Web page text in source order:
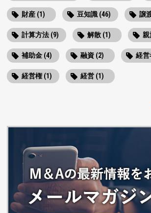
財産 (1) 豆知識 (46) 譲
計算方法 (9) 解散 (1) 親
補助金 (4) 融資 (2) 経営
経営権 (1) 経営 (1)